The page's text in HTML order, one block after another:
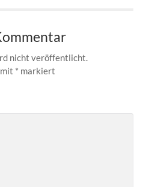
nicht veröffentlicht.
* markiert